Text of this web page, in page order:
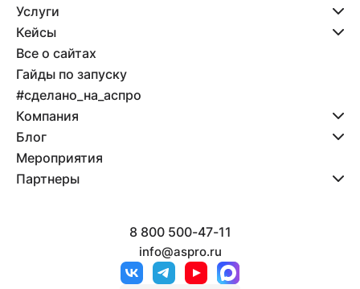
Услуги
Кейсы
Все о сайтах
Гайды по запуску
#сделано_на_аспро
Компания
Блог
Мероприятия
Партнеры
8 800 500-47-11
info@aspro.ru